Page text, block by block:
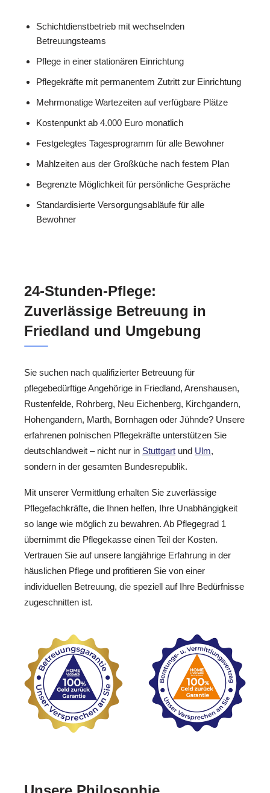
Schichtdienstbetrieb mit wechselnden
Betreuungsteams
Pflege in einer stationären Einrichtung
Pflegekräfte mit permanentem Zutritt zur Einrichtung
Mehrmonatige Wartezeiten auf verfügbare Plätze
Kostenpunkt ab 4.000 Euro monatlich
Festgelegtes Tagesprogramm für alle Bewohner
Mahlzeiten aus der Großküche nach festem Plan
Begrenzte Möglichkeit für persönliche Gespräche
Standardisierte Versorgungsabläufe für alle
Bewohner
24-Stunden-Pflege:
Zuverlässige Betreuung in
Friedland und Umgebung
Sie suchen nach qualifizierter Betreuung für
pflegebedürftige Angehörige in Friedland, Arenshausen,
Rustenfelde, Rohrberg, Neu Eichenberg, Kirchgandern,
Hohengandern, Marth, Bornhagen oder Jühnde? Unsere
erfahrenen polnischen Pflegekräfte unterstützen Sie
deutschlandweit – nicht nur in Stuttgart und Ulm,
sondern in der gesamten Bundesrepublik.
Mit unserer Vermittlung erhalten Sie zuverlässige
Pflegefachkräfte, die Ihnen helfen, Ihre Unabhängigkeit
so lange wie möglich zu bewahren. Ab Pflegegrad 1
übernimmt die Pflegekasse einen Teil der Kosten.
Vertrauen Sie auf unsere langjährige Erfahrung in der
häuslichen Pflege und profitieren Sie von einer
individuellen Betreuung, die speziell auf Ihre Bedürfnisse
zugeschnitten ist.